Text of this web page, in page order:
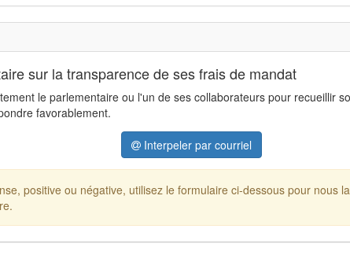
sur la transparence de ses frais de mandat
le parlementaire ou l'un de ses collaborateurs pour recueillir
favorablement.
Interpeler par courriel
positive ou négative, utilisez le formulaire ci-dessous pour nous